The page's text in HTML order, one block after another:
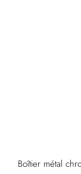
Boîtier métal